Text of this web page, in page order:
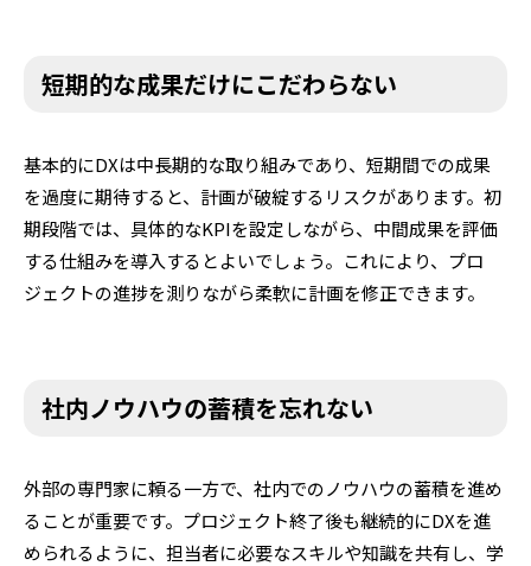
短期的な成果だけにこだわらない
基本的にDXは中長期的な取り組みであり、短期間での成果
を過度に期待すると、計画が破綻するリスクがあります。初
期段階では、具体的なKPIを設定しながら、中間成果を評価
する仕組みを導入するとよいでしょう。これにより、プロ
ジェクトの進捗を測りながら柔軟に計画を修正できます。
社内ノウハウの蓄積を忘れない
外部の専門家に頼る一方で、社内でのノウハウの蓄積を進め
ることが重要です。プロジェクト終了後も継続的にDXを進
められるように、担当者に必要なスキルや知識を共有し、学